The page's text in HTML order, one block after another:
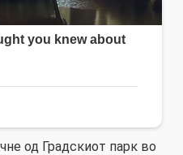
од Градскиот парк во